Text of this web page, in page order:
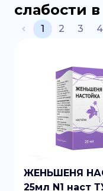
слабости
1 2 3 4
ЖЕНЬШЕНЯ
25мл N1